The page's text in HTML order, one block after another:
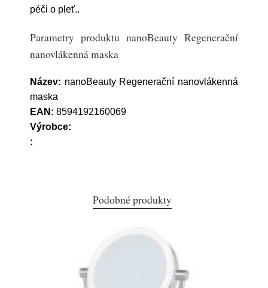
péči o pleť..
Parametry produktu nanoBeauty Regenerační
nanovlákenná maska
Název: nanoBeauty Regenerační nanovlákenná
maska
EAN: 8594192160069
Výrobce:
:
Podobné produkty